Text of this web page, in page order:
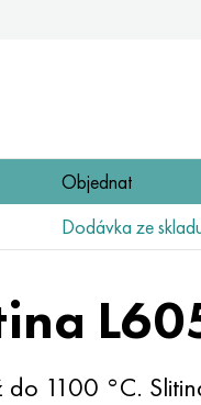
Objednat
Dodávka ze
1100 °C.